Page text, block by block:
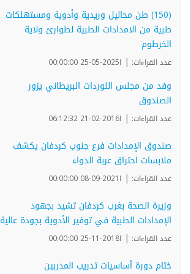
(150) طن محاليل وريدية وأدوية ومستهلكات
طبية من الامدادات الطبية لطوارئ ولاية
الخرطوم
عدد القراءات: | ا2025-05-25 00:00:00
وفد من مجلس اللوردات البريطاني يزور
الصندوق
عدد القراءات: | ا2016-02-21 06:12:32
صندوق الإمدادات فرع جنوب كردفان يكشف
ملابسات احتراق عربة الدواء
عدد القراءات: | ا2021-09-08 00:00:00
وزيرة الصحة بغرب كردفان تشيد بجهود
الإمدادات الطبية في توفير الأدوية بجودة عالية
عدد القراءات: | ا2018-11-25 00:00:00
ختام دورة أساسيات تدريب المدربين